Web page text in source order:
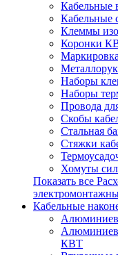
Кабельные
Клеммы
Коронки
Наборы
Наборы
Провода
Скобы
Стальная
Стяжки
Хомуты
Показать все
Кабельные
КВТ